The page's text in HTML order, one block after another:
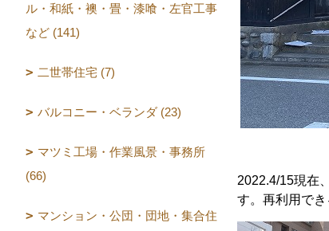
2022.4/15現在
す。再利用で
ル・和紙・襖・畳・漆喰・左官工事
など (141)
二世帯住宅 (7)
バルコニー・ベランダ (23)
マツミ工場・作業風景・事務所
(66)
マンション・公団・団地・集合住